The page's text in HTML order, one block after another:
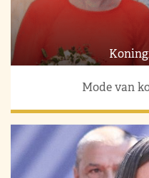
Mode van